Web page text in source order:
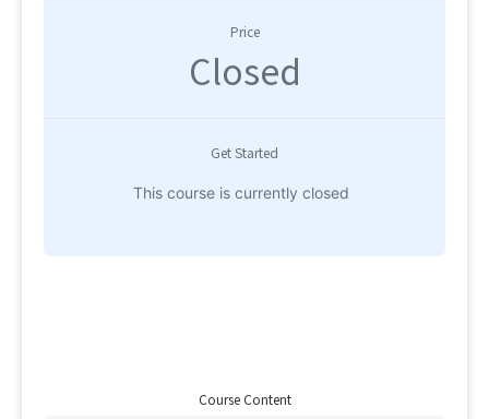
Price
Closed
Get Started
This course is currently closed
Course Content